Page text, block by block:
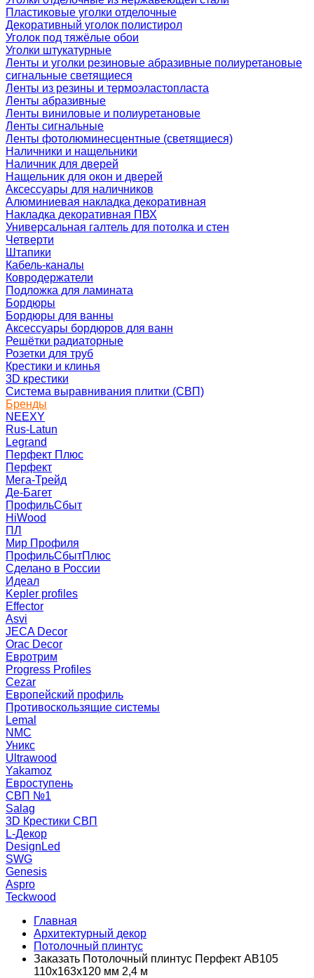
Пластиковые уголки отделочные
Декоративный уголок полистирол
Уголок под тяжёлые обои
Уголки штукатурные
Ленты и уголки резиновые абразивные полиуретановые
сигнальные светящиеся
Ленты из резины и термоэластопласта
Ленты абразивные
Ленты виниловые и полиуретановые
Ленты сигнальные
Ленты фотолюминесцентные (светящиеся)
Наличники и нащельники
Наличник для дверей
Нащельник для окон и дверей
Аксессуары для наличников
Алюминиевая накладка декоративная
Накладка декоративная ПВХ
Универсальная галтель для потолка и стен
Четверти
Штапики
Кабель-каналы
Ковродержатели
Подложка для ламината
Бордюры
Бордюры для ванны
Аксессуары бордюров для ванн
Решётки радиаторные
Розетки для труб
Крестики и клинья
3D крестики
Система выравнивания плитки (СВП)
Бренды
NEEXY
Rus-Latun
Legrand
Перфект Плюс
Перфект
Мега-Трейд
Де-Багет
ПрофильСбыт
HiWood
ПЛ
Мир Профиля
ПрофильСбытПлюс
Сделано в России
Идеал
Kepler profiles
Effector
Asvi
JECA Decor
Orac Decor
Евротрим
Progress Profiles
Cezar
Европейский профиль
Противоскользящие системы
Lemal
NMC
Уникс
Ultrawood
Yakamoz
Евроступень
СВП №1
Salag
3D Крестики СВП
L-Декор
DesignLed
SWG
Genesis
Aspro
Teckwood
Главная
Архитектурный декор
Потолочный плинтус
Заказать Потолочный плинтус Перфект AB105
110х163х120 мм 2,4 м